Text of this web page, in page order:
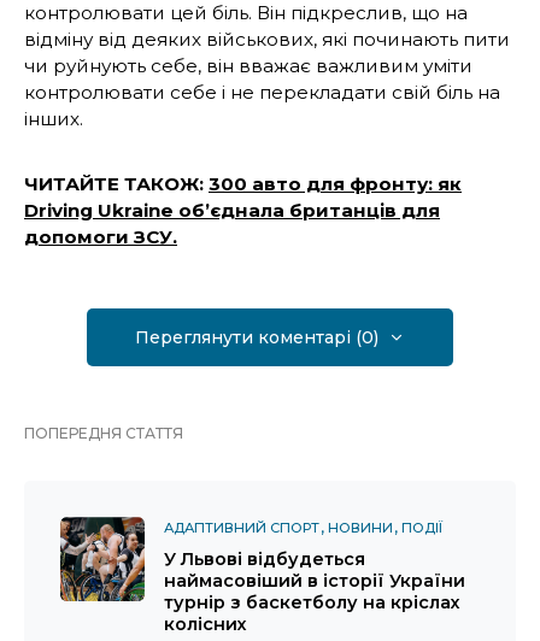
контролювати цей біль. Він підкреслив, що на
відміну від деяких військових, які починають пити
чи руйнують себе, він вважає важливим уміти
контролювати себе і не перекладати свій біль на
інших.
ЧИТАЙТЕ ТАКОЖ: 300 авто для фронту: як
Driving Ukraine об’єднала британців для
допомоги ЗСУ.
Переглянути коментарі (0)
ПОПЕРЕДНЯ СТАТТЯ
АДАПТИВНИЙ СПОРТ НОВИНИ ПОДІЇ
У Львові відбудеться
наймасовіший в історії України
турнір з баскетболу на кріслах
колісних